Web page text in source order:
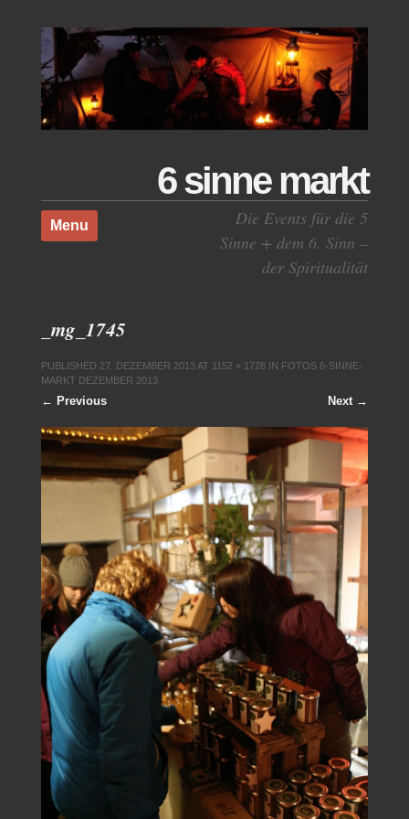
6 sinne markt
Die Events für die 5
Sinne + dem 6. Sinn –
der Spiritualität
Menu
Skip to content
_mg_1745
PUBLISHED 27. DEZEMBER 2013AT 1152 × 1728IN FOTOS 6-SINNE-
MARKT DEZEMBER 2013
← Previous Next →